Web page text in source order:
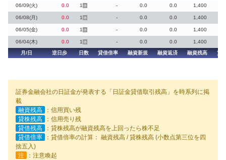
06/09(火) 0.0 1 停 - 0.0 0.0 1,400
06/08(月) 0.0 1 停 - 0.0 0.0 1,400
06/05(金) 0.0 1 停 - 0.0 0.0 1,400
06/04(木) 0.0 1 停 - 0.0 0.0
1,400
月/日
逆日歩 日数 貸借倍率 融資新規 融資返済 融資残高 貸
証券金融会社の日証金が発表する「日証金貸借取引残高」を時系列に掲
載
融資残高
：信用買い残
貸株残高
：信用売り残
貸借残高
：貸株残高が融資残高を上回ったら株不足
貸借倍率
：貸借倍率の計算： 融資残高 / 貸株残高 (小数点第三位を四
捨五入)
注
：注意喚起